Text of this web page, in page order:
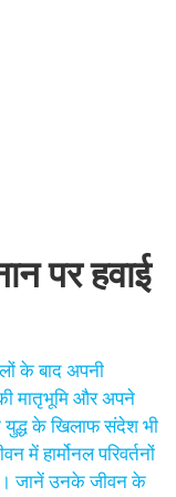
पर हवाई
के बाद अपनी
मातृभूमि और अपने
युद्ध के खिलाफ संदेश भी
में हार्मोनल परिवर्तनों
जानें उनके जीवन के